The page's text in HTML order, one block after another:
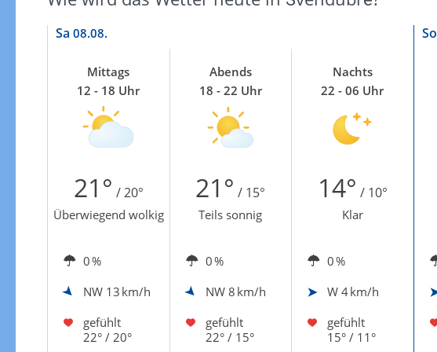
Sa 08.08. So
Mittags
12 - 18 Uhr
Abends
18 - 22 Uhr
Nachts
22 - 06 Uhr
21° / 20° 21° / 15° 14° / 10°
Überwiegend wolkig Teils sonnig Klar
0 % 0 % 0 %
NW 13 km/h NW 8 km/h W 4 km/h
gefühlt
22° / 20°
gefühlt
22° / 15°
gefühlt
15° / 11°